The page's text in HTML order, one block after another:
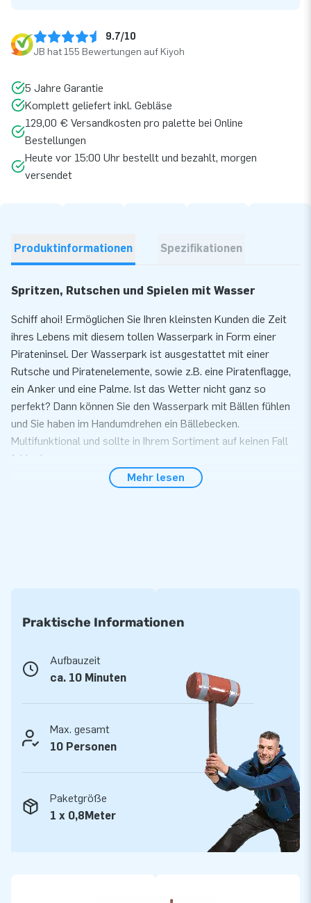
9.7/10
JB hat 155 Bewertungen auf Kiyoh
5 Jahre Garantie
Komplett geliefert inkl. Gebläse
129,00 € Versandkosten pro palette bei Online
Bestellungen
Heute vor 15:00 Uhr bestellt und bezahlt, morgen
versendet
Produktinformationen Spezifikationen
Spritzen, Rutschen und Spielen mit Wasser
Schiff ahoi! Ermöglichen Sie Ihren kleinsten Kunden die Zeit
ihres Lebens mit diesem tollen Wasserpark in Form einer
Pirateninsel. Der Wasserpark ist ausgestattet mit einer
Rutsche und Piratenelemente, sowie z.B. eine Piratenflagge,
ein Anker und eine Palme. Ist das Wetter nicht ganz so
perfekt? Dann können Sie den Wasserpark mit Bällen fühlen
und Sie haben im Handumdrehen ein Bällebecken.
Multifunktional und sollte in Ihrem Sortiment auf keinen Fall
fehlen!
Spielen und Rutschen klein
verstärkt, mehrfach genäht und hergestellt aus
und Lieferung. Sie erhalten auf diese Attraktion 5 Jahre
Garantie. So haben Sie jahrelang Freude an diesem
Mehr lesen
Praktische Informationen
Aufbauzeit
ca. 10 Minuten
Max. gesamt
10 Personen
Paketgröße
1 x 0,8Meter